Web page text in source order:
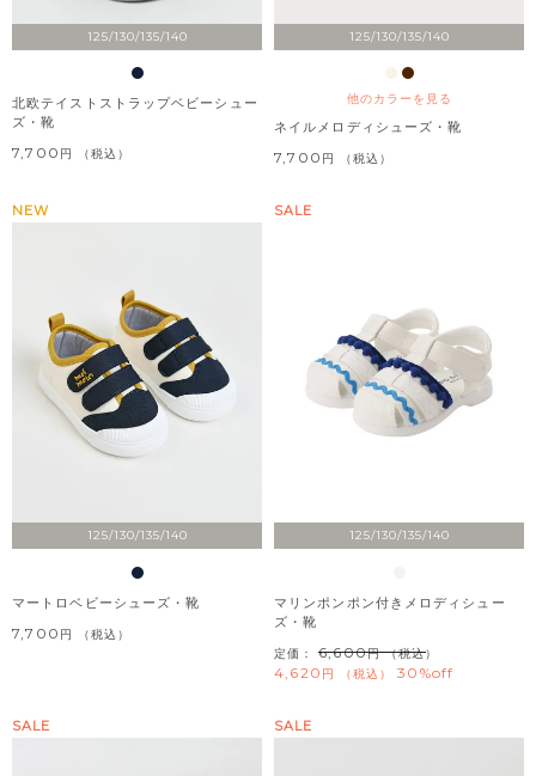
125/130/135/140
北欧テイストストラップベビーシュー
ズ・靴
7,700 税込
125/130/135/140
他のカラーを見る
ネイルメロディシューズ・靴
7,700 税込
125/130/135/140
NEW
マートロベビーシューズ・靴
7,700 税込
125/130/135/140
SALE
マリンポンポン付きメロディシュー
ズ・靴
定価： 6,600 （税込）
4,620 税込 30%off
SALE SALE